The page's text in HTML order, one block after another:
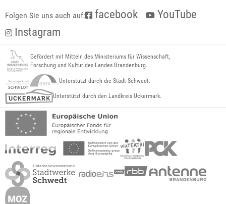
Folgen Sie uns auch auf: facebook
YouTube
Instagram
Gefördert mit Mitteln des Ministeriums für Wissenschaft,
Forschung und Kultur des Landes Brandenburg.
Unterstützt durch die Stadt Schwedt.
Unterstützt durch den Landkreis Uckermark.